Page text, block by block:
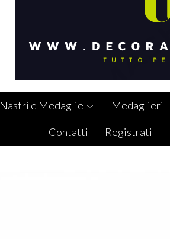
Nastri e Medaglie Medaglieri
Contatti Registrati